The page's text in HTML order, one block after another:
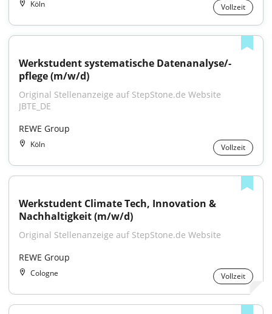
Köln Vollzeit
Werkstudent systematische Datenanalyse/-
pflege (m/w/d)
Original Stellenanzeige auf StepStone.de Website
JBTE_DE
REWE Group
Köln Vollzeit
Werkstudent Climate Tech, Innovation &
Nachhaltigkeit (m/w/d)
Original Stellenanzeige auf StepStone.de Website
REWE Group
Cologne Vollzeit